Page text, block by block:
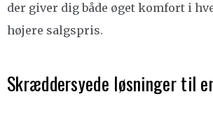
der giver dig både øget komfort i
højere salgspris.
Skræddersyede løsninger til